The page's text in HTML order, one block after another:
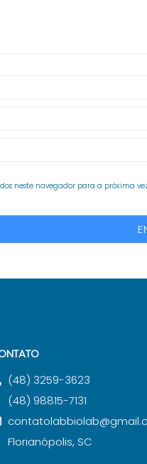
neste navegador para a próxima
(48) 3259-3623
(48) 98815-7131
Florianópolis, SC